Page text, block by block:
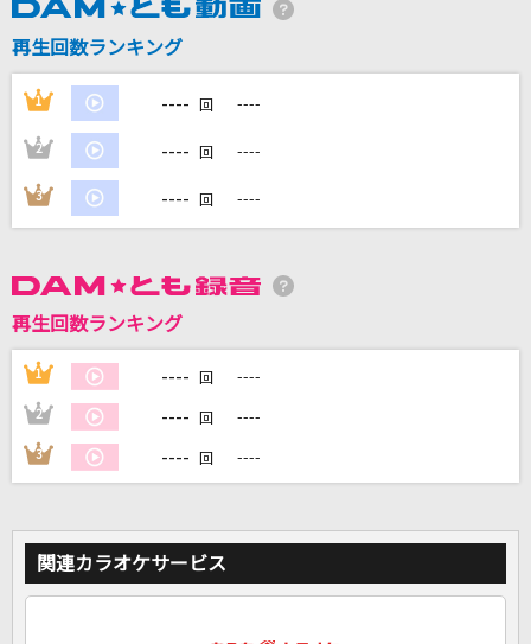
RADWIMPS
カラオケ最新情報をチェック！
DAMに会員登録・ログインして
カラオケをもっと楽しもう！
家族や友達と一緒に！練習にも！
再生回数ランキング
1 ---- 回 ----
2 ---- 回 ----
3 ---- 回 ----
再生回数ランキング
1 ---- 回 ----
2 ---- 回 ----
3 ---- 回 ----
関連カラオケサービス